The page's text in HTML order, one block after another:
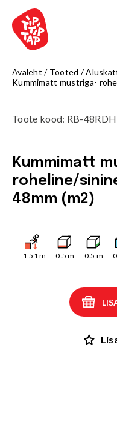
Avaleht / Tooted /
Kummimatt mustriga-
Toote kood: RB-48RDH
Kummimatt
roheline/
48mm (m2)
1.51m 0.5 m 0.5 m